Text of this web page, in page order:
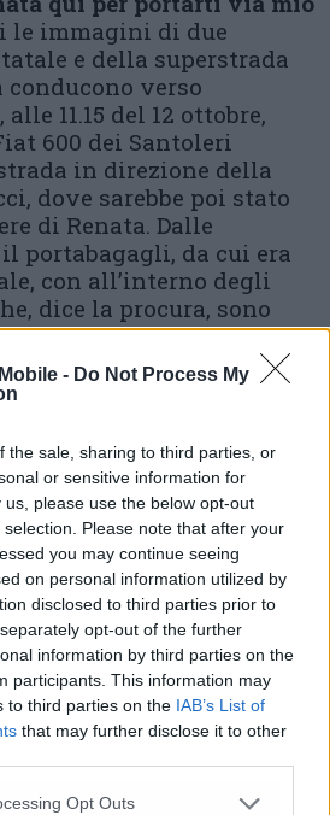
- Do Not Process My
the sale, sharing to third parties, or
or sensitive information for
please use the below opt-out
Please note that after your
you may continue seeing
on personal information utilized by
disclosed to third parties prior to
opt-out of the further
information by third parties on the
participants. This information may
to third parties on the IAB’s List of
that may further disclose it to other
Opt Outs
le immagini di due
e della superstrada
verso
11.15 del 12 ottobre,
600 dei Santoleri
in direzione della
dove sarebbe poi stato
di Renata. Dalle
portabagagli, da cui era
con all’interno degli
dice la procura, sono
corpo senza vita della
dei sacchi della
nel portabagagli
il corpo verso il
ci erano riusciti, dato
fermato prima di toccare
elemento che ha fatto
della misura cautelare per
delle prove è che
rottamare la 600 e
per disfarsi
mezzo che aveva
della donna. Inoltre,
la procura ha
entrambe due ex